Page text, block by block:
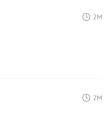
2M
2M